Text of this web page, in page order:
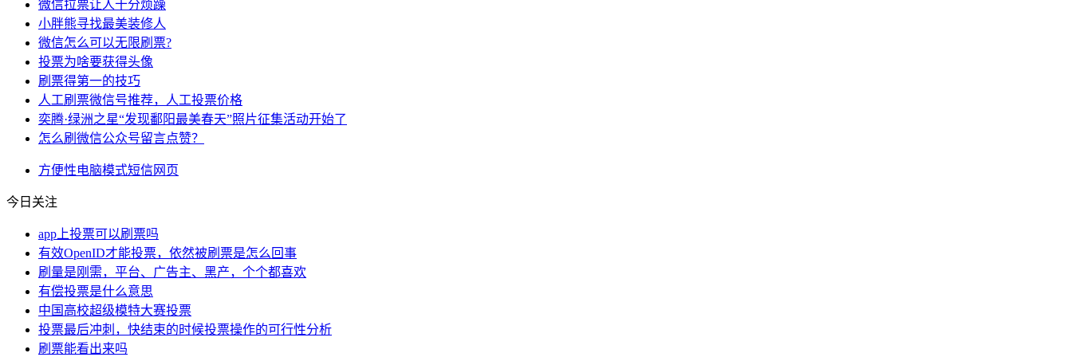
微信拉票让人十分烦躁
小胖熊寻找最美装修人
微信怎么可以无限刷票?
投票为啥要获得头像
刷票得第一的技巧
人工刷票微信号推荐，人工投票价格
奕腾·绿洲之星“发现鄱阳最美春天”照片征集活动开始了
怎么刷微信公众号留言点赞？
方便性电脑模式短信网页
今日关注
app上投票可以刷票吗
有效OpenID才能投票，依然被刷票是怎么回事
刷量是刚需，平台、广告主、黑产，个个都喜欢
有偿投票是什么意思
中国高校超级模特大赛投票
投票最后冲刺，快结束的时候投票操作的可行性分析
刷票能看出来吗